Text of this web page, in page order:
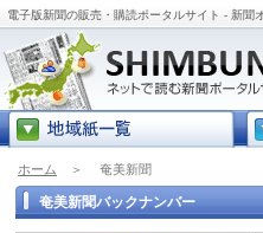
電子版新聞の販売・購読ポータルサイト - 新聞
ホーム ＞ 奄美新聞
奄美新聞バックナンバー